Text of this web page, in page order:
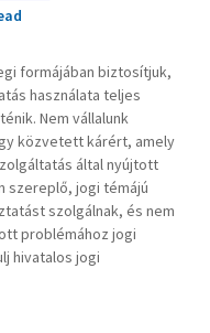
formájában biztosítjuk,
használata teljes
Nem vállalunk
közvetett kárért, amely
által nyújtott
szereplő, jogi témájú
szolgálnak, és nem
problémához jogi
hivatalos jogi